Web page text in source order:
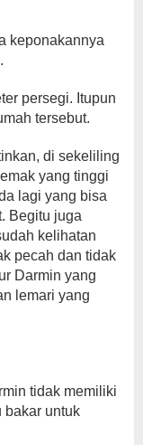
keponakannya
persegi. Itupun
tersebut.
di sekeliling
yang tinggi
lagi yang bisa
Begitu juga
kelihatan
pecah dan tidak
Darmin yang
lemari yang
tidak memiliki
bakar untuk